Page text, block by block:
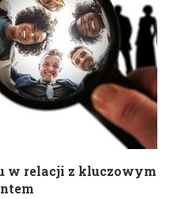
w relacji z kluczowym